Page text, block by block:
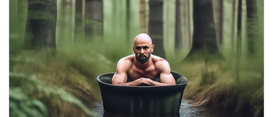
terhadap klub dapat diwujudkan melalui sikap yang
positif, bermartabat, dan saling menghormati.(*)